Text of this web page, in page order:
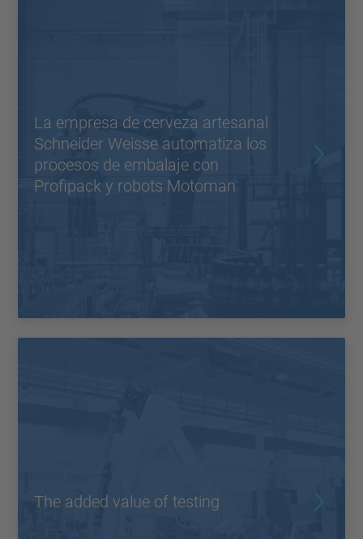
La empresa de cerveza artesanal
Schneider Weisse automatiza los
procesos de embalaje con
Profipack y robots Motoman
The added value of testing